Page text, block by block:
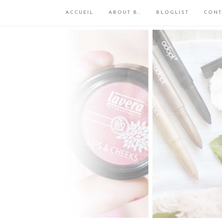
ACCUEIL ABOUT B… BLOGLIST